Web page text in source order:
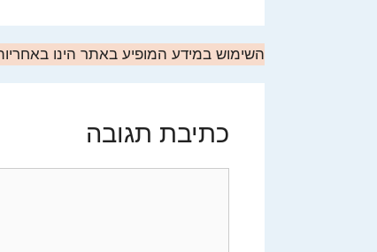
השימוש במידע המופיע באתר הינו
כתיבת תגובה